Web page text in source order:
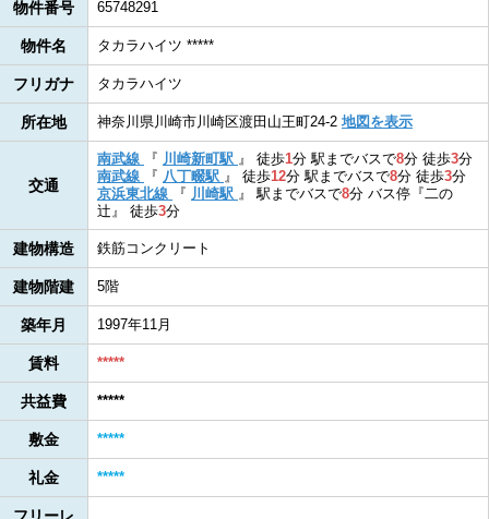
物件番号 65748291
物件名 タカラハイツ *****
フリガナ タカラハイツ
所在地 神奈川県川崎市川崎区渡田山王町24-2 地図を表示
交通
南武線 『 川崎新町駅 』 徒歩1分駅までバスで8分 徒歩3分
南武線
『 八丁畷駅 』 徒歩12分駅までバスで8分 徒歩3分
京浜東北線
『 川崎駅 』駅までバスで8分 バス停『二の
辻』 徒歩3分
建物構造 鉄筋コンクリート
建物階建 5階
築年月 1997年11月
賃料 *****
共益費 *****
敷金 *****
礼金 *****